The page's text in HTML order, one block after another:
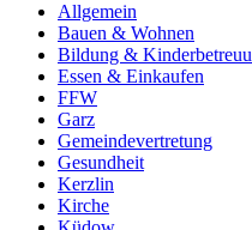
Allgemein
Bauen & Wohnen
Bildung &
Essen & Einkaufen
FFW
Garz
Gemeindevertretung
Gesundheit
Kerzlin
Kirche